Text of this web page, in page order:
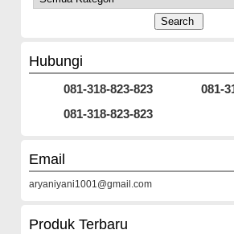
Hubungi
081-318-823-823
081-
081-318-823-823
Email
aryaniyani1001@gmail.com
Produk Terbaru